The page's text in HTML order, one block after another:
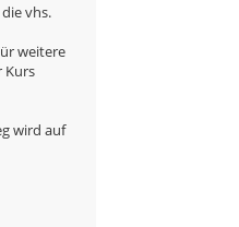
vhs.
weitere
Kurs
wird auf